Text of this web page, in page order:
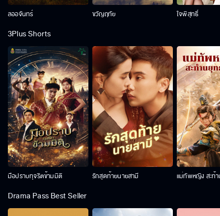
ลออจันทร์ ขวัญฤทัย ใจพิสุทธิ์
3Plus Shorts
มือปราบทุจริตข้ามมิติ รักสุดท้ายนายสามี แม่ทัพหญิง สะท้
Drama Pass Best Seller